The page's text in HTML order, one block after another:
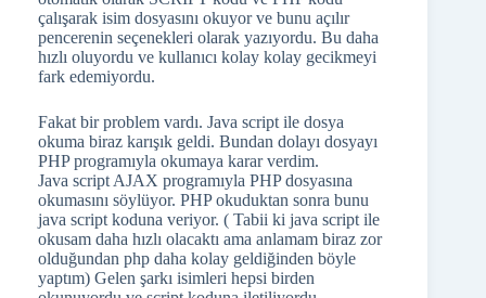
çalışarak isim dosyasını okuyor ve bunu açılır
pencerenin seçenekleri olarak yazıyordu. Bu daha
hızlı oluyordu ve kullanıcı kolay kolay gecikmeyi
fark edemiyordu.
Fakat bir problem vardı. Java script ile dosya
okuma biraz karışık geldi. Bundan dolayı dosyayı
PHP programıyla okumaya karar verdim.
Java script AJAX programıyla PHP dosyasına
okumasını söylüyor. PHP okuduktan sonra bunu
java script koduna veriyor. ( Tabii ki java script ile
okusam daha hızlı olacaktı ama anlamam biraz zor
olduğundan php daha kolay geldiğinden böyle
yaptım) Gelen şarkı isimleri hepsi birden